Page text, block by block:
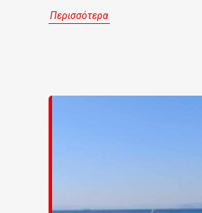
Περισσότερα